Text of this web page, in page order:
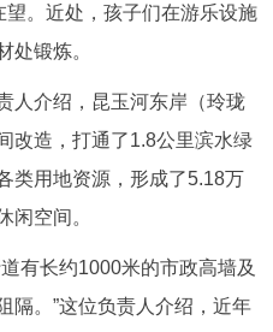
北京 视频北京
어 日本語
望。近处，孩子们在游乐设施
处锻炼。
介绍，昆玉河东岸（玲珑
改造，打通了1.8公里滨水绿
类用地资源，形成了5.18万
闲空间。
长约1000米的市政高墙及
隔。”这位负责人介绍，近年